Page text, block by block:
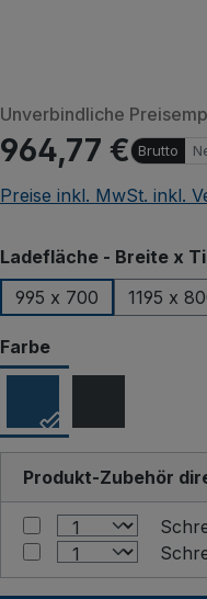
Unverbindliche
964,77 € Brutto
Preise inkl. MwSt. inkl.
Ladefläche - Breite x
995 x 700
1195 x
Farbeauswählen
Produkt-Zubehör